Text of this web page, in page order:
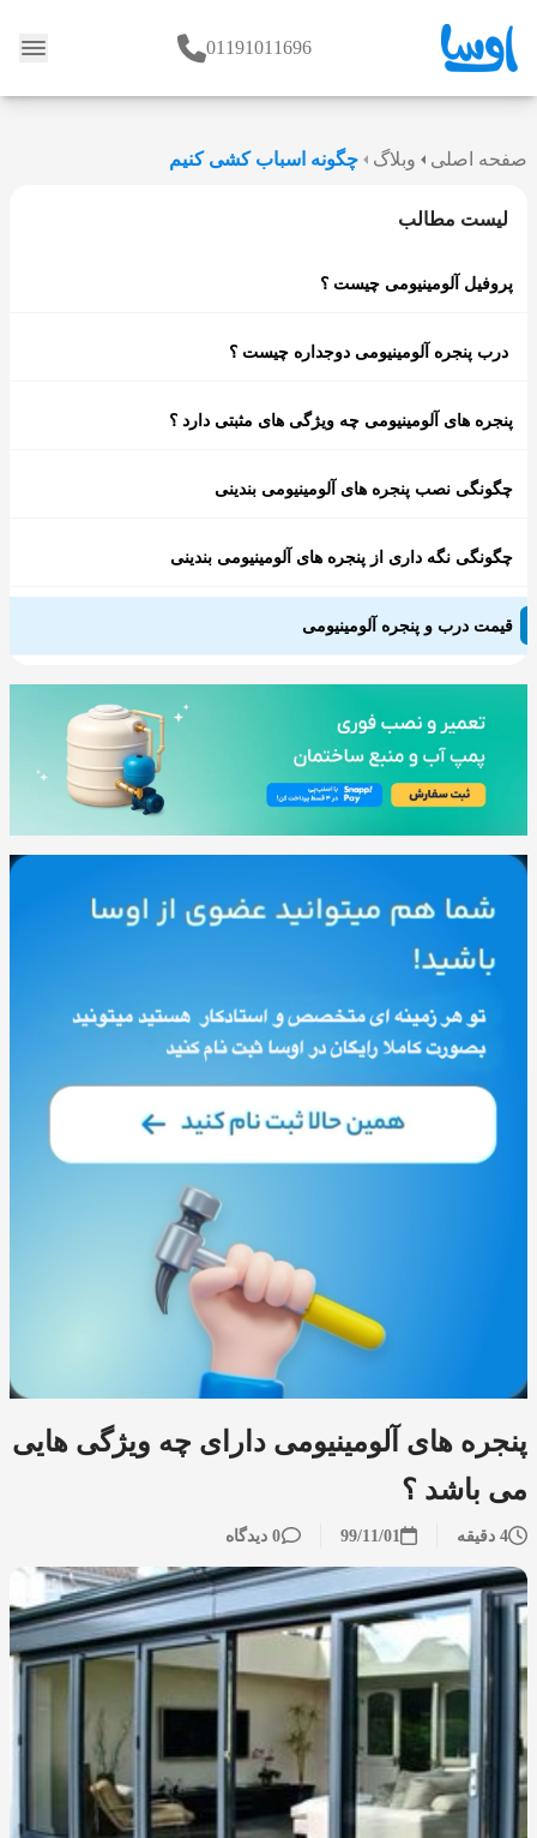
وبلاگ 01191011696
صفحه اصلی وبلاگ چگونه اسباب کشی کنیم
پنجره های آلومینیومی دارای چه ویژگی هایی
می باشد ؟
4 دقیقه 99/11/01 0 دیدگاه
لیست مطالب
پروفیل آلومینیومی چیست ؟
درب پنجره آلومینیومی دوجداره چیست ؟
پنجره های آلومینیومی چه ویژگی های مثبتی دارد ؟
چگونگی نصب پنجره های آلومینیومی بندینی
چگونگی نگه داری از پنجره های آلومینیومی بندینی
قیمت درب و پنجره آلومینیومی